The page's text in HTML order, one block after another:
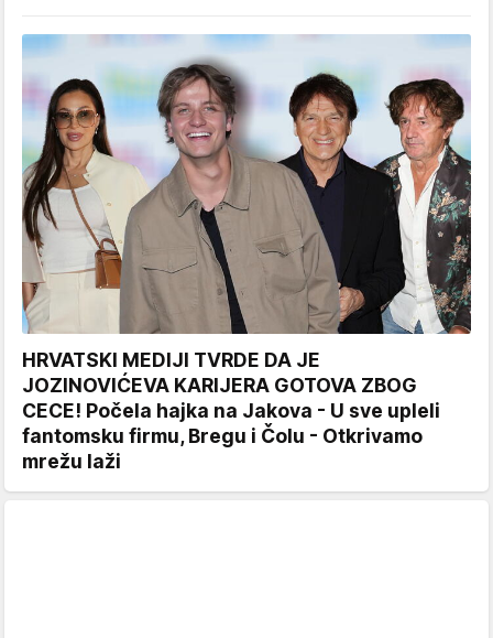
HRVATSKI MEDIJI TVRDE DA JE
JOZINOVIĆEVA KARIJERA GOTOVA ZBOG
CECE! Počela hajka na Jakova - U sve upleli
fantomsku firmu, Bregu i Čolu - Otkrivamo
mrežu laži